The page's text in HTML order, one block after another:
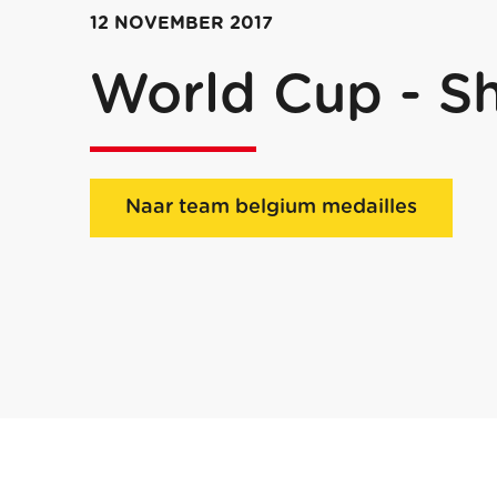
12 NOVEMBER 2017
World Cup -
Naar team belgium medailles